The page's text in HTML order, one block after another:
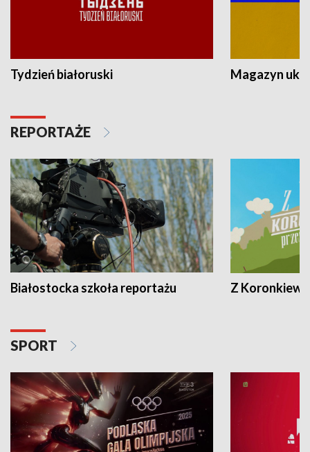
Tydzień białoruski Magazyn
REPORTAŻE
Białostocka szkoła reportażu Z
SPORT